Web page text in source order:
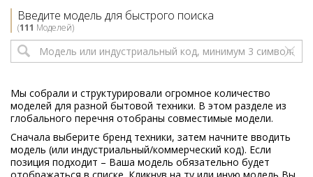
914605908
02
AEGL99695NHWD
00
AEGL99696HWD
02
AEGL99697HWD
Введите модель для быстрого поиска
(111 Моделей)
Мы собрали и структурировали огромное количество
моделей для разной бытовой техники. В этом разделе из
глобального перечня отобраны совместимые модели.
Сначала выберите бренд техники, затем начните вводить
модель (или индустриальный/коммерческий код). Если
позиция подходит – Ваша модель обязательно будет